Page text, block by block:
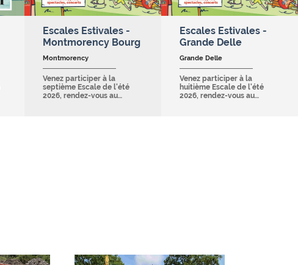
Escales Estivales -
Montmorency Bourg
Montmorency
Venez participer à la
septième Escale de l'été
2026, rendez-vous au…
Escales Estivales -
Grande Delle
Grande Delle
Venez participer à la
huitième Escale de l'été
2026, rendez-vous au…